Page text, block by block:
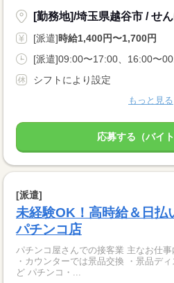
[勤務地]/埼玉県越谷市 / せ
[派遣]時給1,400円〜1,700円
[派遣]09:00〜17:00、16:00〜
シフトにより設定
もっと見る
応募する（バイト
[派遣]
未経験OK！高時給＆日払
パチンコ店
パチンコ屋さんでの接客業 主なお仕
・カウンターでは景品交換 ・景品デ
ど パチンコ・...